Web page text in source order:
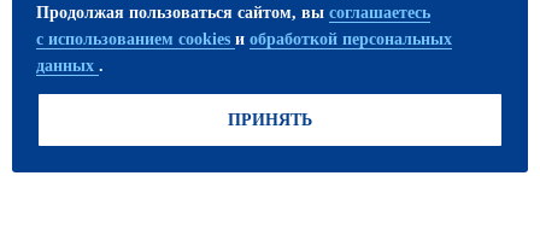
издательства.
ПРИСОЕДИНЯЙТЕСЬ!
Продолжая пользоваться сайтом, вы соглашаетесь
с использованием cookies и обработкой персональных
данных .
ПРИНЯТЬ